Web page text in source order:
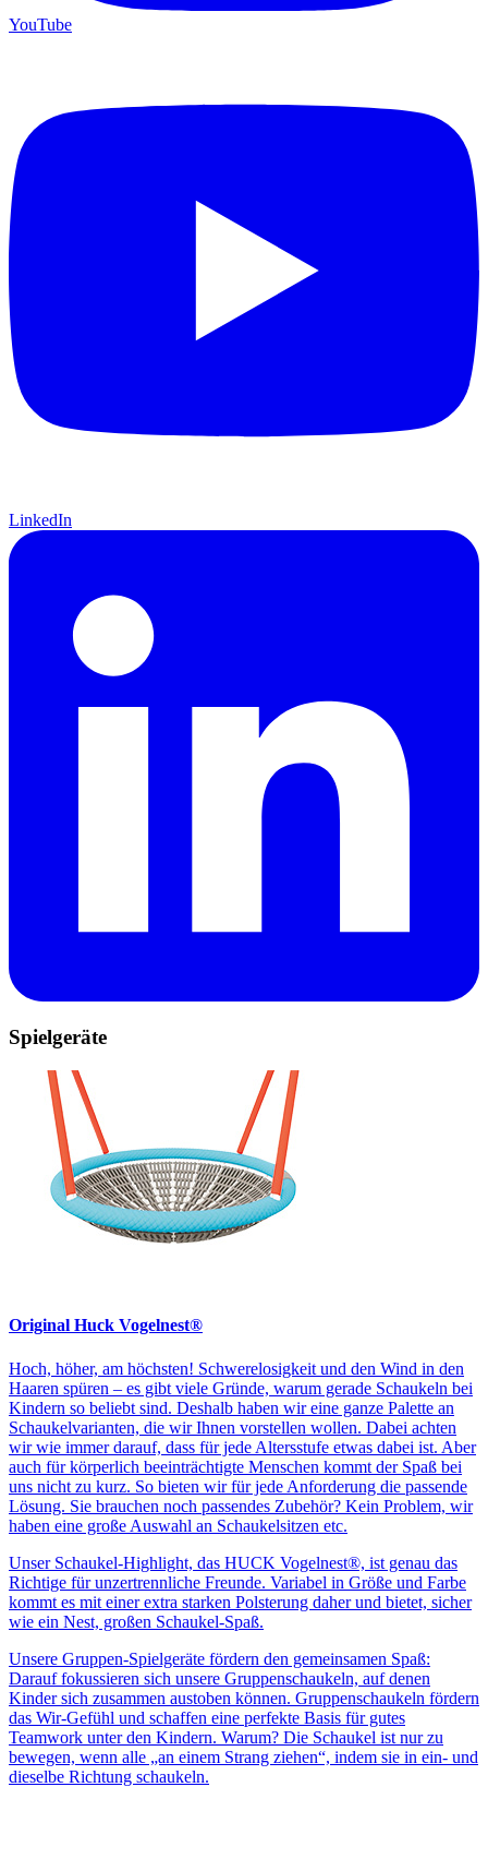
YouTube
LinkedIn
Spielgeräte
Original Huck Vogelnest®
Hoch, höher, am höchsten! Schwerelosigkeit und den Wind in den
Haaren spüren – es gibt viele Gründe, warum gerade Schaukeln bei
Kindern so beliebt sind. Deshalb haben wir eine ganze Palette an
Schaukelvarianten, die wir Ihnen vorstellen wollen. Dabei achten
wir wie immer darauf, dass für jede Altersstufe etwas dabei ist. Aber
auch für körperlich beeinträchtigte Menschen kommt der Spaß bei
uns nicht zu kurz. So bieten wir für jede Anforderung die passende
Lösung. Sie brauchen noch passendes Zubehör? Kein Problem, wir
haben eine große Auswahl an Schaukelsitzen etc.
Unser Schaukel-Highlight, das HUCK Vogelnest®, ist genau das
Richtige für unzertrennliche Freunde. Variabel in Größe und Farbe
kommt es mit einer extra starken Polsterung daher und bietet, sicher
wie ein Nest, großen Schaukel-Spaß.
Unsere Gruppen-Spielgeräte fördern den gemeinsamen Spaß:
Darauf fokussieren sich unsere Gruppenschaukeln, auf denen
Kinder sich zusammen austoben können. Gruppenschaukeln fördern
das Wir-Gefühl und schaffen eine perfekte Basis für gutes
Teamwork unter den Kindern. Warum? Die Schaukel ist nur zu
bewegen, wenn alle „an einem Strang ziehen“, indem sie in ein- und
dieselbe Richtung schaukeln.